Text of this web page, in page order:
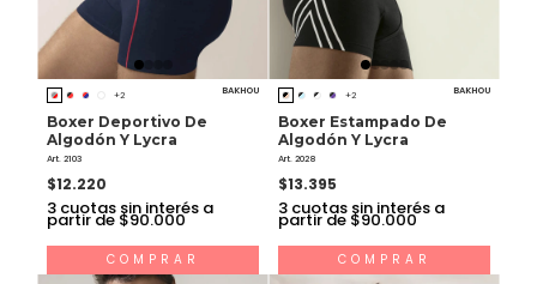
+2 BAKHOU
Boxer Deportivo De
Algodón Y Lycra
Art. 2103
$12.220
3 cuotas sin interés a
partir de $90.000
COMPRAR
+2 BAKHOU
Boxer Estampado De
Algodón Y Lycra
Art. 2028
$13.395
3 cuotas sin interés a
partir de $90.000
COMPRAR